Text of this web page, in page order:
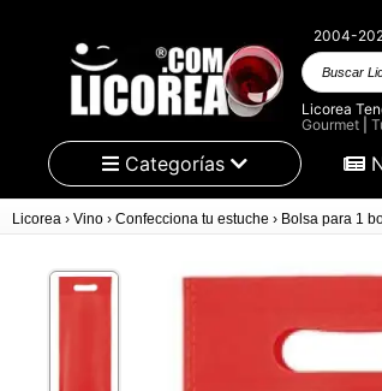
2004-
Buscar
Licorea
Gourmet|
Categorías
Licorea › Vino › Confecciona tu estuche › Bolsa para 1